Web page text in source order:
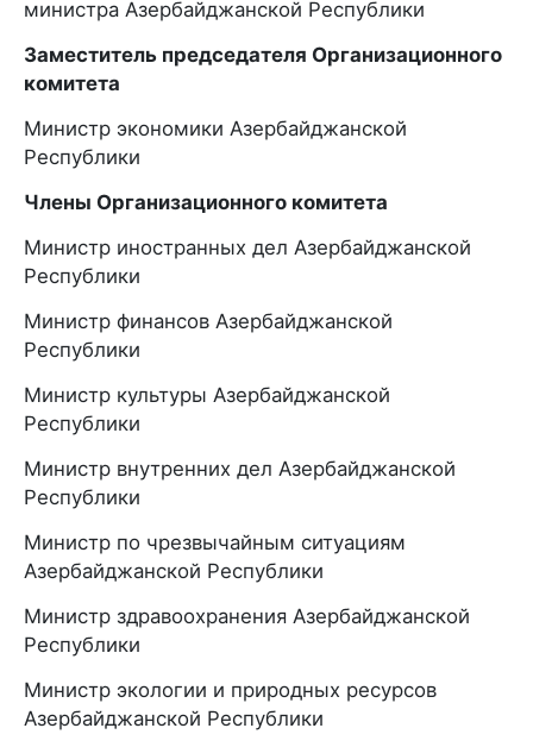
министра Азербайджанской Республики
Заместитель председателя Организационного
комитета
Министр экономики Азербайджанской
Республики
Члены Организационного комитета
Министр иностранных дел Азербайджанской
Республики
Министр финансов Азербайджанской
Республики
Министр культуры Азербайджанской
Республики
Министр внутренних дел Азербайджанской
Республики
Министр по чрезвычайным ситуациям
Азербайджанской Республики
Министр здравоохранения Азербайджанской
Республики
Министр экологии и природных ресурсов
Азербайджанской Республики